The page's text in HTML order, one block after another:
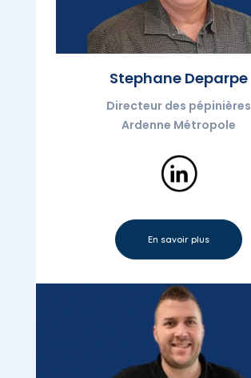
Stephane Deparpe
Directeur des pépinières
Ardenne Métropole
En savoir plus